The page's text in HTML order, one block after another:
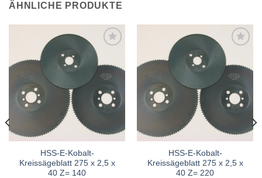
ÄHNLICHE PRODUKTE
Meine
hinzufügen
HSS-E-Kobalt-
Kreissägeblatt 275 x 2,5 x
40 Z= 140
Meine
hinzufügen
HSS-E-Kobalt-
Kreissägeblatt 275 x 2,5 x
40 Z= 220